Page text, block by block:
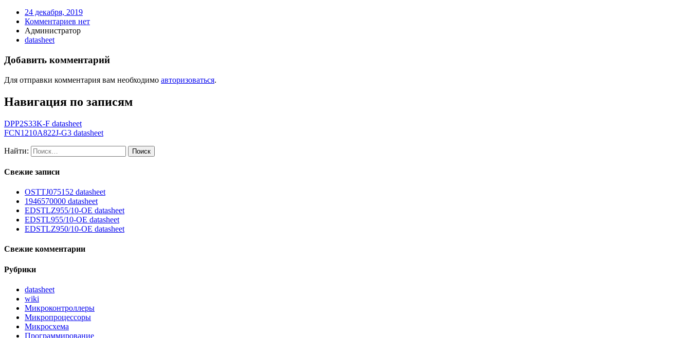
24 декабря, 2019
Комментариев нет
Администратор
datasheet
Добавить комментарий
Для отправки комментария вам необходимо авторизоваться.
Навигация по записям
DPP2S33K-F datasheet
FCN1210A822J-G3 datasheet
Найти:
Свежие записи
OSTTJ075152 datasheet
1946570000 datasheet
EDSTLZ955/10-OE datasheet
EDSTL955/10-OE datasheet
EDSTLZ950/10-OE datasheet
Свежие комментарии
Рубрики
datasheet
wiki
Микроконтроллеры
Микропроцессоры
Микросхема
Программирование